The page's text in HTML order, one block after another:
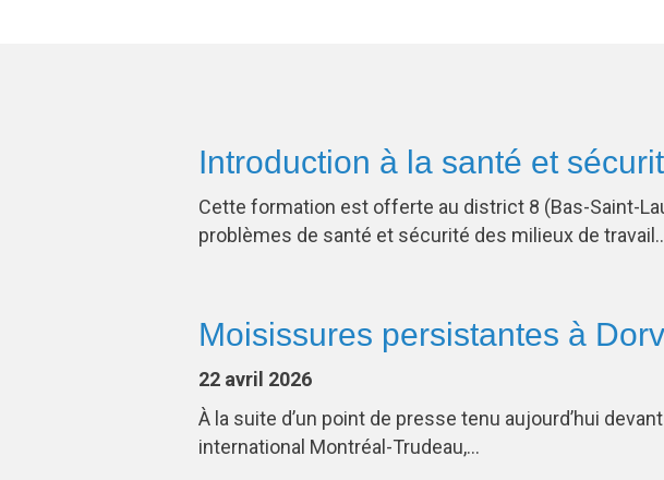
Introduction à la santé et
Cette formation est offerte au district 8 (Bas-Saint-
problèmes de santé et sécurité des milieux de
Moisissures persistantes à
22 avril 2026
À la suite d’un point de presse tenu aujourd’hui
international Montréal-Trudeau,…